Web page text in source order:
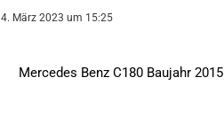
4. März 2023 um 15:25
Mercedes Benz C180 Baujahr 2015